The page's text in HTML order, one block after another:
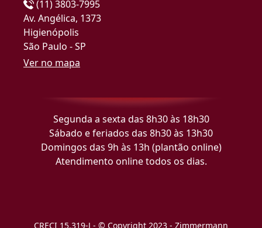
(11) 3803-7995
Av. Angélica, 1373
Higienópolis
São Paulo - SP
Ver no mapa
Segunda a sexta das 8h30 às 18h30
Sábado e feriados das 8h30 às 13h30
Domingos das 9h às 13h (plantão online)
Atendimento online todos os dias.
CRECI 15.319-J - © Copyright 2023 - Zimmermann